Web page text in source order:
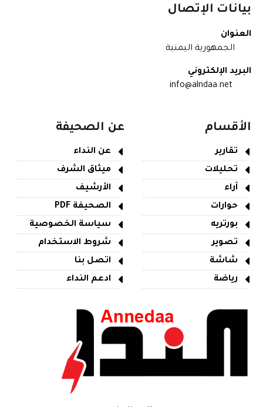
بيانات الإتصال
العنوان
الجمهورية اليمنية
البريد الإلكتروني
info@alndaa.net
الأقسام
تقارير
تحليلات
آراء
حوارات
بورتريه
تصوير
شاشة
رياضة
عن الصحيفة
عن النداء
ميثاق الشرف
الأرشيف
الصحيفة PDF
سياسة الخصوصية
شروط الاستخدام
اتصل بنا
ادعم النداء